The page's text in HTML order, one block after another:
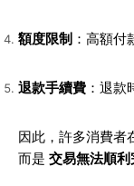
額度限制 ：高額付
退款手續費 ：退款
因此，許多消費者
而是 交易無法順利